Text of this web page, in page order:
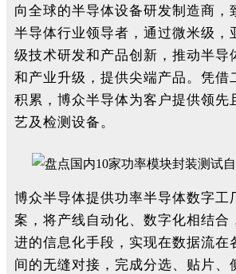
向全球的半导体设备研发制造商，
半导体行业领导者，通过微米级，
级技术研发和产品创新，推动半导
和产业升级，提供尖端产品。凭借
积累，博众半导体为客户提供领先
艺及检测设备。
博众半导体提供功率半导体数字工
案，将产线自动化、数字化相结合
进的信息化手段，实现在数据流在
间的无缝对接，完成分选、贴片、